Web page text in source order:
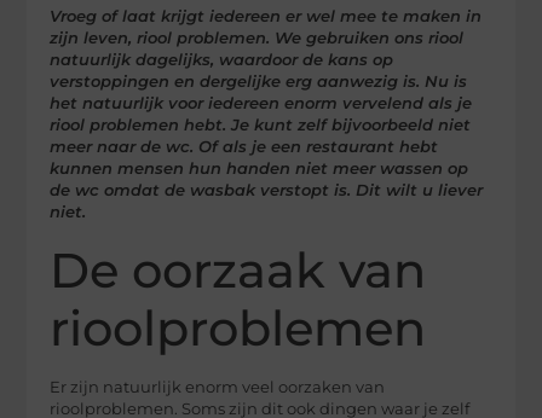
Vroeg of laat krijgt iedereen er wel mee te maken in
zijn leven, riool problemen. We gebruiken ons riool
natuurlijk dagelijks, waardoor de kans op
verstoppingen en dergelijke erg aanwezig is. Nu is
het natuurlijk voor iedereen enorm vervelend als je
riool problemen hebt. Je kunt zelf bijvoorbeeld niet
meer naar de wc. Of als je een restaurant hebt
kunnen mensen hun handen niet meer wassen op
de wc omdat de wasbak verstopt is. Dit wilt u liever
niet.
De oorzaak van
rioolproblemen
Er zijn natuurlijk enorm veel oorzaken van
rioolproblemen. Soms zijn dit ook dingen waar je zelf